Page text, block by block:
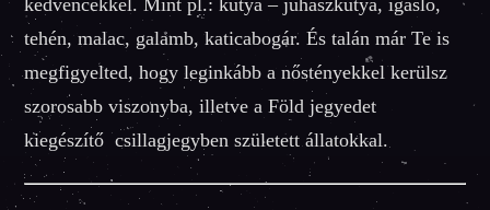
kedvencekkel. Mint pl.: kutya – juhászkutya, igásló,
tehén, malac, galamb, katicabogár. És talán már Te is
megfigyelted, hogy leginkább a nőstényekkel kerülsz
szorosabb viszonyba, illetve a Föld jegyedet
kiegészítő csillagjegyben született állatokkal.